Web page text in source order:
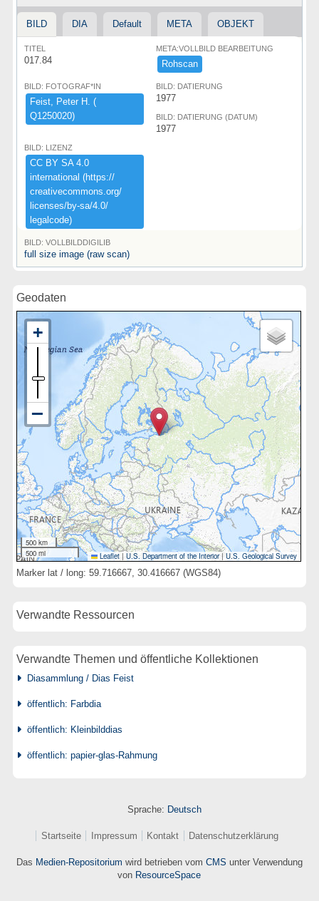
BILD DIA Default META OBJEKT
TITEL
017.84
META:VOLLBILD BEARBEITUNG
Rohscan
BILD: FOTOGRAF*IN
Feist,​ ​Peter ​H.​ ​(​
Q1250020)​
BILD: DATIERUNG
1977
BILD: DATIERUNG (DATUM)
1977
BILD: LIZENZ
CC ​BY ​SA ​4.​0 ​
international ​(​https:​/​/​
creativecommons.​org/​
licenses/​by-​sa/​4.​0/​
legalcode)​
BILD: VOLLBILDDIGILIB
full size image (raw scan)
Geodaten
500 km
500 mi
Leaflet | U.S. Department of the Interior|U.S. Geological Survey
Marker lat / long: 59.716667, 30.416667 (WGS84)
Verwandte Ressourcen
Verwandte Themen und öffentliche Kollektionen
Diasammlung / Dias Feist
öffentlich: Farbdia
öffentlich: Kleinbilddias
öffentlich: papier-glas-Rahmung
Sprache: Deutsch
Startseite Impressum Kontakt Datenschutzerklärung
Das Medien-Repositorium wird betrieben vom CMS unter Verwendung
von ResourceSpace